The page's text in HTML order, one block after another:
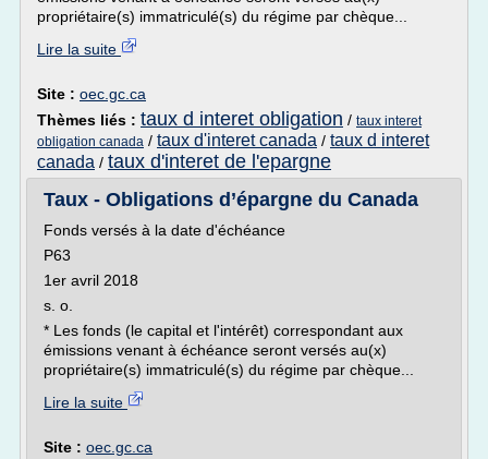
propriétaire(s) immatriculé(s) du régime par chèque...
Lire la suite
Site : oec.gc.ca
Thèmes liés : taux d interet obligation / taux interet
obligation canada / taux d'interet canada / taux d interet
canada / taux d'interet de l'epargne
Taux - Obligations d’épargne du Canada
Fonds versés à la date d'échéance
P63
1er avril 2018
s. o.
* Les fonds (le capital et l'intérêt) correspondant aux
émissions venant à échéance seront versés au(x)
propriétaire(s) immatriculé(s) du régime par chèque...
Lire la suite
Site : oec.gc.ca